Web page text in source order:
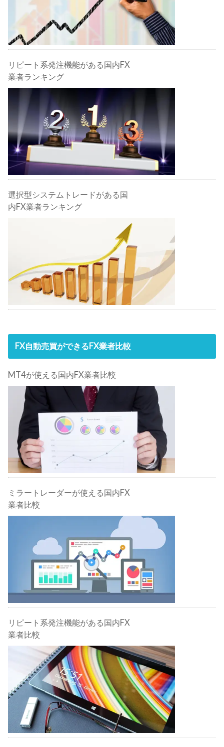
リピート系発注機能がある国内FX
業者ランキング
選択型システムトレードがある国
内FX業者ランキング
FX自動売買ができるFX業者比較
MT4が使える国内FX業者比較
ミラートレーダーが使える国内FX
業者比較
リピート系発注機能がある国内FX
業者比較